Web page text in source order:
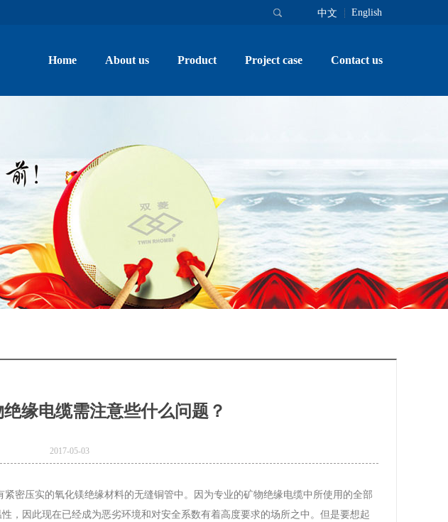
中文 English
Home About us Product Project case Contact us
缘电缆需注意些什么问题？
2017-05-03
密压实的氧化镁绝缘材料的无缝铜管中。因为专业的矿物绝缘电缆中所使用的全部
，因此现在已经成为恶劣环境和对安全系数有着高度要求的场所之中。但是要想起